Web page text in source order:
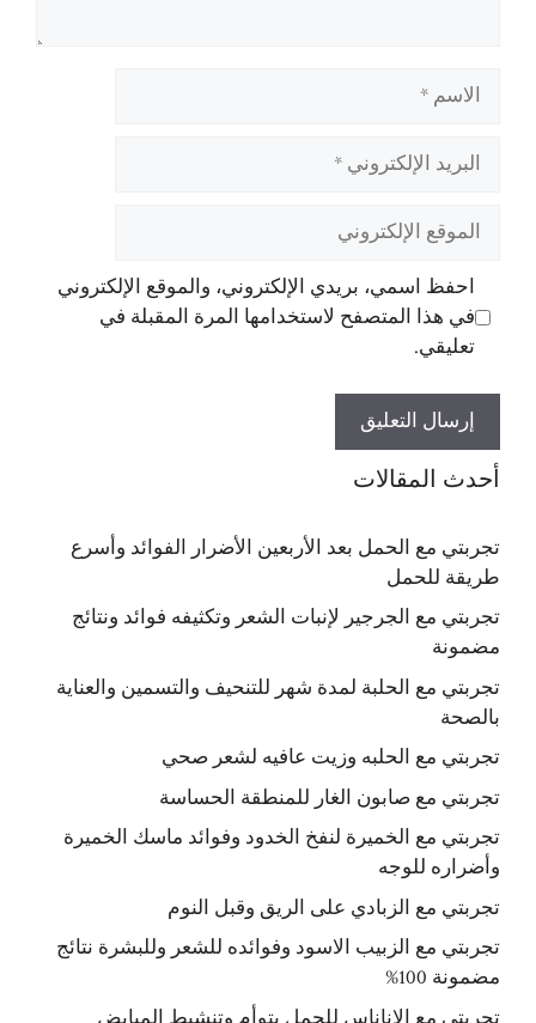
الاسم
البريد
الإلكتروني
الموقع
الإلكتروني
احفظ اسمي، بريدي الإلكتروني، والموقع الإلكتروني
في هذا المتصفح لاستخدامها المرة المقبلة في
تعليقي.
أحدث المقالات
تجربتي مع الحمل بعد الأربعين الأضرار الفوائد وأسرع
طريقة للحمل
تجربتي مع الجرجير لإنبات الشعر وتكثيفه فوائد ونتائج
مضمونة
تجربتي مع الحلبة لمدة شهر للتنحيف والتسمين والعناية
بالصحة
تجربتي مع الحلبه وزيت عافيه لشعر صحي
تجربتي مع صابون الغار للمنطقة الحساسة
تجربتي مع الخميرة لنفخ الخدود وفوائد ماسك الخميرة
وأضراره للوجه
تجربتي مع الزبادي على الريق وقبل النوم
تجربتي مع الزبيب الاسود وفوائده للشعر وللبشرة نتائج
مضمونة 100%
تجربتي مع الاناناس للحمل بتوأم وتنشيط المبايض